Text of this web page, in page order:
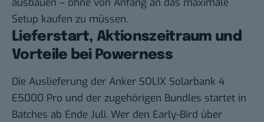
Setup kaufen zu müssen.
Lieferstart, Aktionszeitraum und
Vorteile bei Powerness
Die Auslieferung der Anker SOLIX Solarbank 4
E5000 Pro und der zugehörigen Bundles startet in
Batches ab Ende Juli. Wer den Early-Bird über